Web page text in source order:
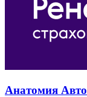
Анатомия Авто